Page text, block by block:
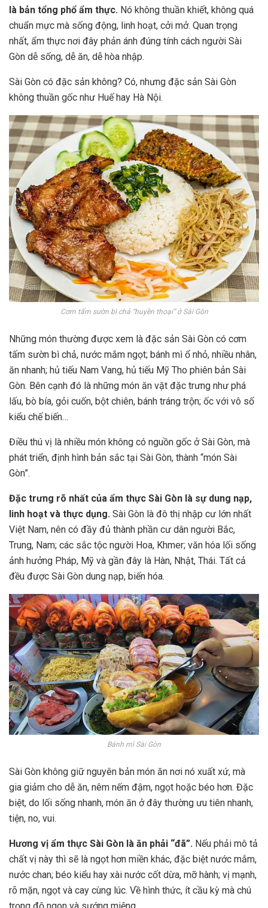
là bản tổng phổ ẩm thực. Nó không thuần khiết, không quá
chuẩn mực mà sống động, linh hoạt, cởi mở. Quan trọng
nhất, ẩm thực nơi đây phản ánh đúng tính cách người Sài
Gòn dễ sống, dễ ăn, dễ hòa nhập.
Sài Gòn có đặc sản không? Có, nhưng đặc sản Sài Gòn
không thuần gốc như Huế hay Hà Nội.
Cơm tấm sườn bì chả “huyền thoại” ở Sài Gòn
Những món thường được xem là đặc sản Sài Gòn có cơm
tấm sườn bì chả, nước mắm ngọt; bánh mì ổ nhỏ, nhiều nhân,
ăn nhanh; hủ tiếu Nam Vang, hủ tiếu Mỹ Tho phiên bản Sài
Gòn. Bên cạnh đó là những món ăn vặt đặc trưng như phá
lấu, bò bía, gỏi cuốn, bột chiên, bánh tráng trộn; ốc với vô số
kiểu chế biến…
Điều thú vị là nhiều món không có nguồn gốc ở Sài Gòn, mà
phát triển, định hình bản sắc tại Sài Gòn, thành “món Sài
Gòn”.
Đặc trưng rõ nhất của ẩm thực Sài Gòn là sự dung nạp,
linh hoạt và thực dụng. Sài Gòn là đô thị nhập cư lớn nhất
Việt Nam, nên có đầy đủ thành phần cư dân người Bắc,
Trung, Nam; các sắc tộc người Hoa, Khmer; văn hóa lối sống
ảnh hưởng Pháp, Mỹ và gần đây là Hàn, Nhật, Thái. Tất cả
đều được Sài Gòn dung nạp, biến hóa.
Bánh mì Sài Gòn
Sài Gòn không giữ nguyên bản món ăn nơi nó xuất xứ, mà
gia giảm cho dễ ăn, nêm nếm đậm, ngọt hoặc béo hơn. Đặc
biệt, do lối sống nhanh, món ăn ở đây thường ưu tiên nhanh,
tiện, no, vui.
Hương vị ẩm thực Sài Gòn là ăn phải “đã”. Nếu phải mô tả
chất vị này thì sẽ là ngọt hơn miền khác, đặc biệt nước mắm,
nước chan; béo kiểu hay xài nước cốt dừa, mỡ hành; vị mạnh,
rõ mặn, ngọt và cay cùng lúc. Về hình thức, ít cầu kỳ mà chú